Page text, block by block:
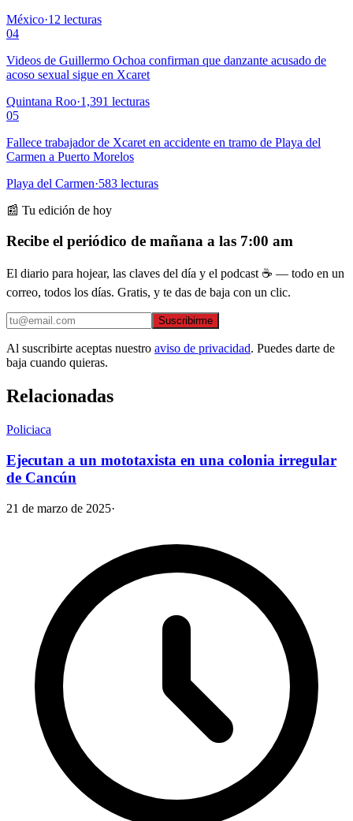
México·12 lecturas
04
Videos de Guillermo Ochoa confirman que danzante acusado de
acoso sexual sigue en Xcaret
Quintana Roo·1,391 lecturas
05
Fallece trabajador de Xcaret en accidente en tramo de Playa del
Carmen a Puerto Morelos
Playa del Carmen·583 lecturas
📰 Tu edición de hoy
Recibe el periódico de mañana a las 7:00 am
El diario para hojear, las claves del día y el podcast ☕ — todo en un
correo, todos los días. Gratis, y te das de baja con un clic.
Suscribirme
Al suscribirte aceptas nuestro aviso de privacidad. Puedes darte de
baja cuando quieras.
Relacionadas
Policiaca
Ejecutan a un mototaxista en una colonia irregular
de Cancún
21 de marzo de 2025·